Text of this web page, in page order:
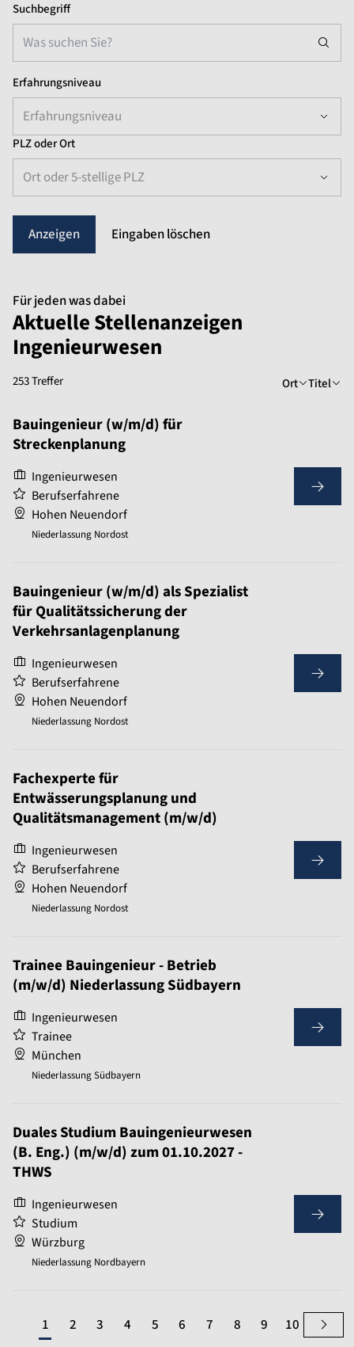
Suchbegriff
Erfahrungsniveau
Erfahrungsniveau
PLZ oder Ort
Ort oder 5-stellige PLZ
Eingaben löschen
Für jeden was dabei
Aktuelle Stellenanzeigen
Ingenieurwesen
253 Treffer Ort Titel
Bauingenieur (w/m/d) für
Streckenplanung
Ingenieurwesen
Berufserfahrene
Hohen Neuendorf
Niederlassung Nordost
Bauingenieur (w/m/d) als Spezialist
für Qualitätssicherung der
Verkehrsanlagenplanung
Ingenieurwesen
Berufserfahrene
Hohen Neuendorf
Niederlassung Nordost
Fachexperte für
Entwässerungsplanung und
Qualitätsmanagement (m/w/d)
Ingenieurwesen
Berufserfahrene
Hohen Neuendorf
Niederlassung Nordost
Trainee Bauingenieur - Betrieb
(m/w/d) Niederlassung Südbayern
Ingenieurwesen
Trainee
München
Niederlassung Südbayern
Duales Studium Bauingenieurwesen
(B. Eng.) (m/w/d) zum 01.10.2027 -
THWS
Ingenieurwesen
Studium
Würzburg
Niederlassung Nordbayern
1 2 3 4 5 6 7 8 9 10